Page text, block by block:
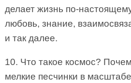
делает жизнь по-
любовь, знание,
и так далее.
10. Что такое космос?
мелкие песчинки в